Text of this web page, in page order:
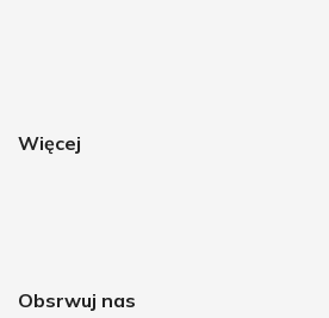
Więcej
Obsrwuj nas